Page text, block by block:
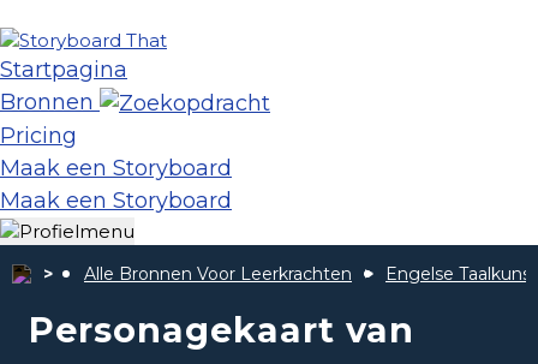
Startpagina
Bronnen
Pricing
Maak een Storyboard
Maak een Storyboard
Alle Bronnen Voor Leerkrachten Engelse Taalkunst
Personagekaart van